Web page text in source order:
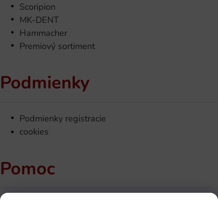
Scoripion
MK-DENT
Hammacher
Premiový sortiment
Podmienky
Podmienky registracie
cookies
Pomoc